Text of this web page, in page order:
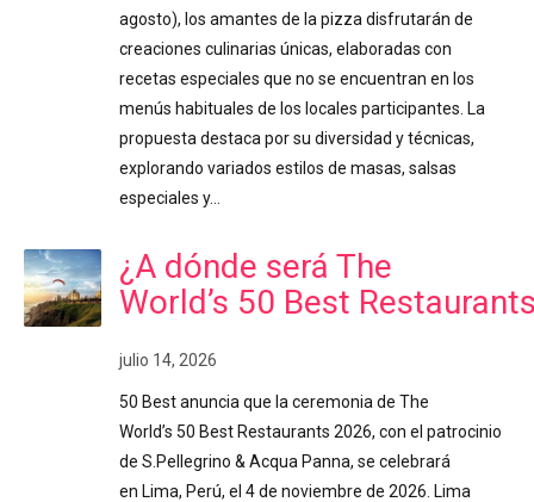
agosto), los amantes de la pizza disfrutarán de
creaciones culinarias únicas, elaboradas con
recetas especiales que no se encuentran en los
menús habituales de los locales participantes. La
propuesta destaca por su diversidad y técnicas,
explorando variados estilos de masas, salsas
especiales y…
¿A dónde será The
World’s 50 Best
julio 14, 2026
50 Best anuncia que la ceremonia de The
World’s 50 Best Restaurants 2026, con el patrocinio
de S.Pellegrino & Acqua Panna, se celebrará
en Lima, Perú, el 4 de noviembre de 2026. Lima